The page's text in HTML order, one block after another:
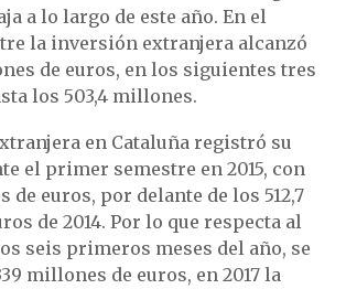
a lo largo de este año. En el
la inversión extranjera alcanzó
de euros, en los siguientes tres
los 503,4 millones.
en Cataluña registró su
el primer semestre en 2015, con
de euros, por delante de los 512,7
de 2014. Por lo que respecta al
seis primeros meses del año, se
millones de euros, en 2017 la